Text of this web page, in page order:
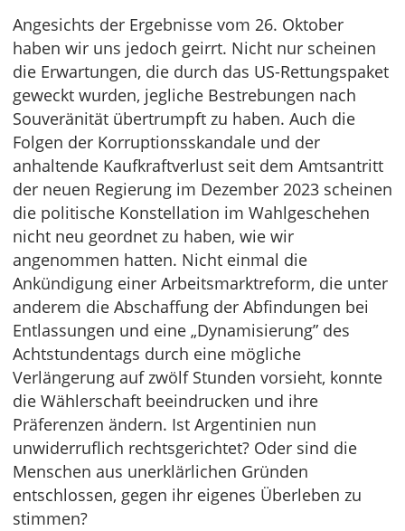
Angesichts der Ergebnisse vom 26. Oktober
haben wir uns jedoch geirrt. Nicht nur scheinen
die Erwartungen, die durch das US-Rettungspaket
geweckt wurden, jegliche Bestrebungen nach
Souveränität übertrumpft zu haben. Auch die
Folgen der Korruptionsskandale und der
anhaltende Kaufkraftverlust seit dem Amtsantritt
der neuen Regierung im Dezember 2023 scheinen
die politische Konstellation im Wahlgeschehen
nicht neu geordnet zu haben, wie wir
angenommen hatten. Nicht einmal die
Ankündigung einer Arbeitsmarktreform, die unter
anderem die Abschaffung der Abfindungen bei
Entlassungen und eine „Dynamisierung” des
Achtstundentags durch eine mögliche
Verlängerung auf zwölf Stunden vorsieht, konnte
die Wählerschaft beeindrucken und ihre
Präferenzen ändern. Ist Argentinien nun
unwiderruflich rechtsgerichtet? Oder sind die
Menschen aus unerklärlichen Gründen
entschlossen, gegen ihr eigenes Überleben zu
stimmen?